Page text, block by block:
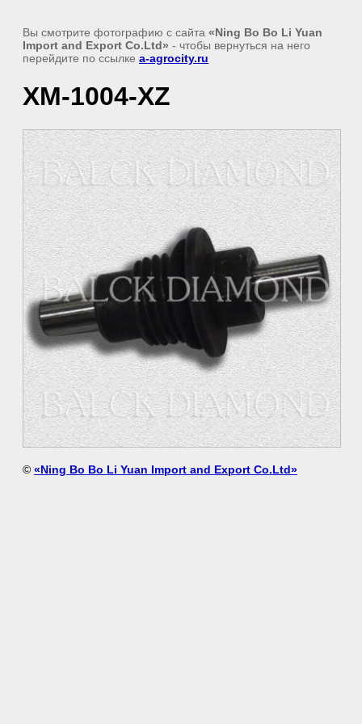
Вы смотрите фотографию с сайта «Ning Bo Bo Li Yuan
Import and Export Co.Ltd» - чтобы вернуться на него
перейдите по ссылке a-agrocity.ru
XM-1004-XZ
© «Ning Bo Bo Li Yuan Import and Export Co.Ltd»